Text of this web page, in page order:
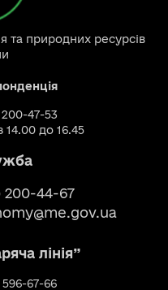
та природних ресурсів
47-53
14.00 до 16.45
200-44-67
лінія”
67-66